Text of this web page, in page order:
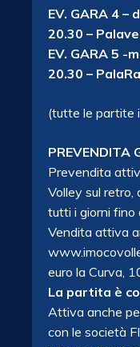
EV. GARA 4 –
20.30 –
EV. GARA 5 -
20.30 –
(tutte le partite
PREVENDITA
Prevendita
Volley sul retro,
tutti i giorni fino
Vendita attiva
euro la Curva,
La partita è
Attiva anche
con le società